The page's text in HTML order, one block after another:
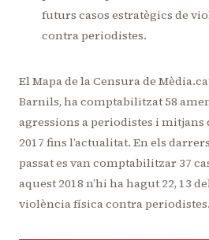
futurs casos estratègics de
contra periodistes.
El Mapa de la Censura de
Barnils, ha comptabilitzat 58
agressions a periodistes i mitjans
2017 fins l’actualitat. En els
passat es van comptabilitzar 37
aquest 2018 n’hi ha hagut 22, 13
violència física contra periodistes.